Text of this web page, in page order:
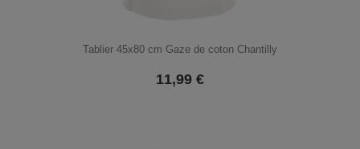
Tablier 45x80 cm Gaze de coton Chantilly
11,99 €